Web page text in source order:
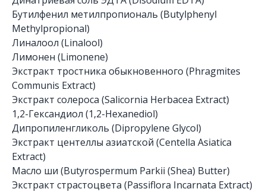
Бутилфенил метилпропиональ (Butylphenyl
Methylpropional)
Линалоол (Linalool)
Лимонен (Limonene)
Экстракт тростника обыкновенного (Phragmites
Communis Extract)
Экстракт солероса (Salicornia Herbacea Extract)
1,2-Гександиол (1,2-Hexanediol)
Дипропиленгликоль (Dipropylene Glycol)
Экстракт центеллы азиатской (Centella Asiatica
Extract)
Масло ши (Butyrospermum Parkii (Shea) Butter)
Экстракт страстоцвета (Passiflora Incarnata Extract)